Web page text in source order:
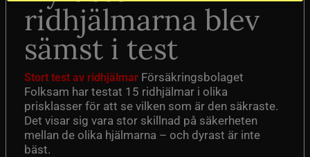
ridhjälmarna blev
sämst i test
Stort test av ridhjälmar Försäkringsbolaget
Folksam har testat 15 ridhjälmar i olika
prisklasser för att se vilken som är den säkraste.
Det visar sig vara stor skillnad på säkerheten
mellan de olika hjälmarna – och dyrast är inte
bäst.